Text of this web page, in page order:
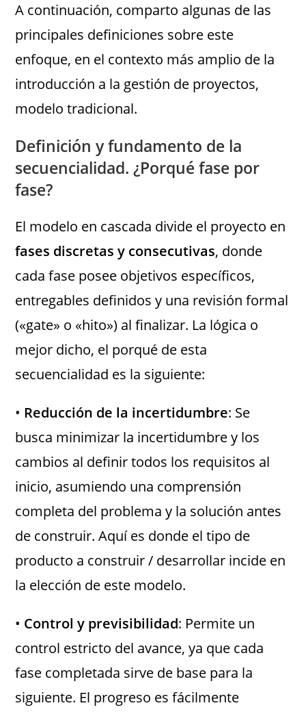
A continuación, comparto algunas de las
principales definiciones sobre este
enfoque, en el contexto más amplio de la
introducción a la gestión de proyectos,
modelo tradicional.
Definición y fundamento de la
secuencialidad. ¿Porqué fase por
fase?
El modelo en cascada divide el proyecto en
fases discretas y consecutivas, donde
cada fase posee objetivos específicos,
entregables definidos y una revisión formal
(«gate» o «hito») al finalizar. La lógica o
mejor dicho, el porqué de esta
secuencialidad es la siguiente:
• Reducción de la incertidumbre: Se
busca minimizar la incertidumbre y los
cambios al definir todos los requisitos al
inicio, asumiendo una comprensión
completa del problema y la solución antes
de construir. Aquí es donde el tipo de
producto a construir / desarrollar incide en
la elección de este modelo.
• Control y previsibilidad: Permite un
control estricto del avance, ya que cada
fase completada sirve de base para la
siguiente. El progreso es fácilmente